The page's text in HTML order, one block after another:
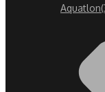
Aquatlon